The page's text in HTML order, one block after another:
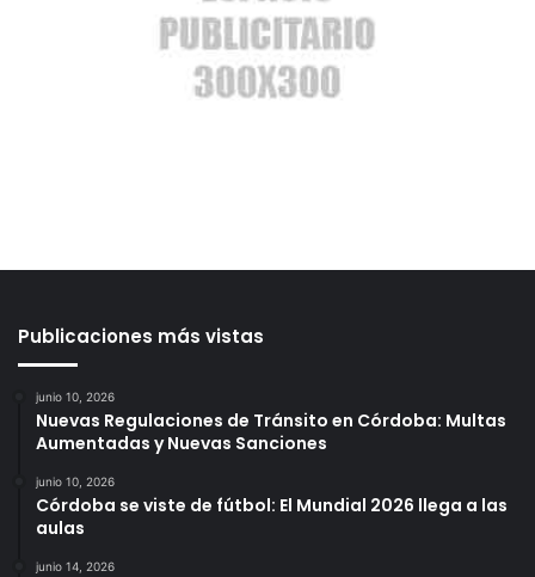
Publicaciones más vistas
junio 10, 2026
Nuevas Regulaciones de Tránsito en Córdoba: Multas
Aumentadas y Nuevas Sanciones
junio 10, 2026
Córdoba se viste de fútbol: El Mundial 2026 llega a las
aulas
junio 14, 2026